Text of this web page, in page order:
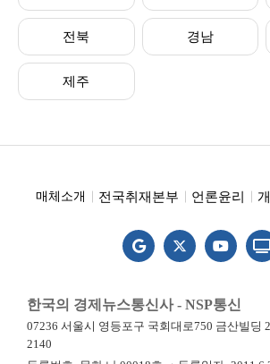
전북 경남
제주
매체소개 전국취재본부 언론윤리
한국의 경제뉴스통신사 - NSP통신
07236 서울시 영등포구 국회대로750 금산빌딩
2140